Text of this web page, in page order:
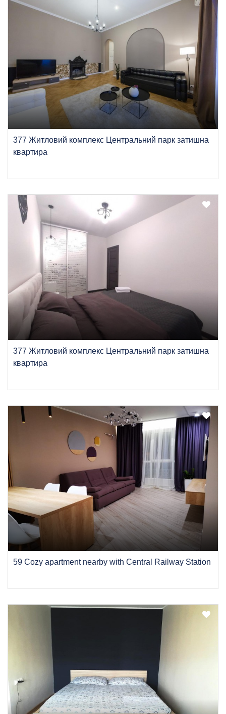
377 Житловий комплекс Центральний парк затишна
квартира
377 Житловий комплекс Центральний парк затишна
квартира
59 Cozy apartment nearby with Central Railway Station